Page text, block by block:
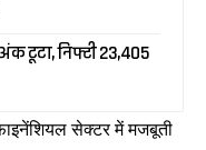
टूटा, निफ्टी 23,405
सेक्टर में मजबूती